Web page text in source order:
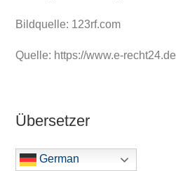
Bildquelle: 123rf.com
Quelle: https://www.e-recht24.de
Übersetzer
German